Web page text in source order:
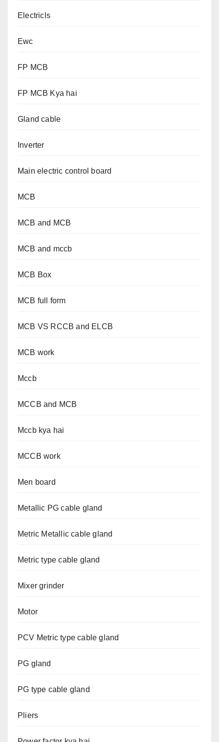
Electricls
Ewc
FP MCB
FP MCB Kya hai
Gland cable
Inverter
Main electric control board
MCB
MCB and MCB
MCB and mccb
MCB Box
MCB full form
MCB VS RCCB and ELCB
MCB work
Mccb
MCCB and MCB
Mccb kya hai
MCCB work
Men board
Metallic PG cable gland
Metric Metallic cable gland
Metric type cable gland
Mixer grinder
Motor
PCV Metric type cable gland
PG gland
PG type cable gland
Pliers